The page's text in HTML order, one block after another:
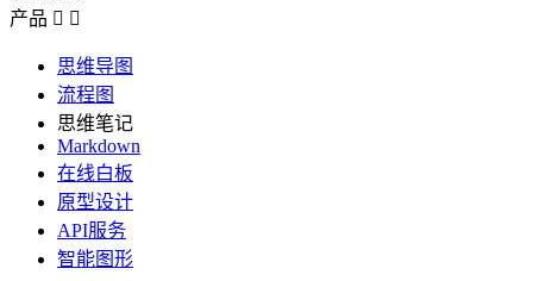
产品  
思维导图
流程图
思维笔记
Markdown
在线白板
原型设计
API服务
智能图形